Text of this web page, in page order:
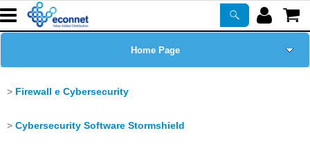
Home Page
Prodotti
Firewall e Cybersecurity
Cybersecurity Software Stormshield